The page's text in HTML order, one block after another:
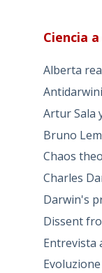
Ciencia
Alberta
Artur Sala
Bruno
Chaos
Charles
Darwin's
Dissent
Entrevista